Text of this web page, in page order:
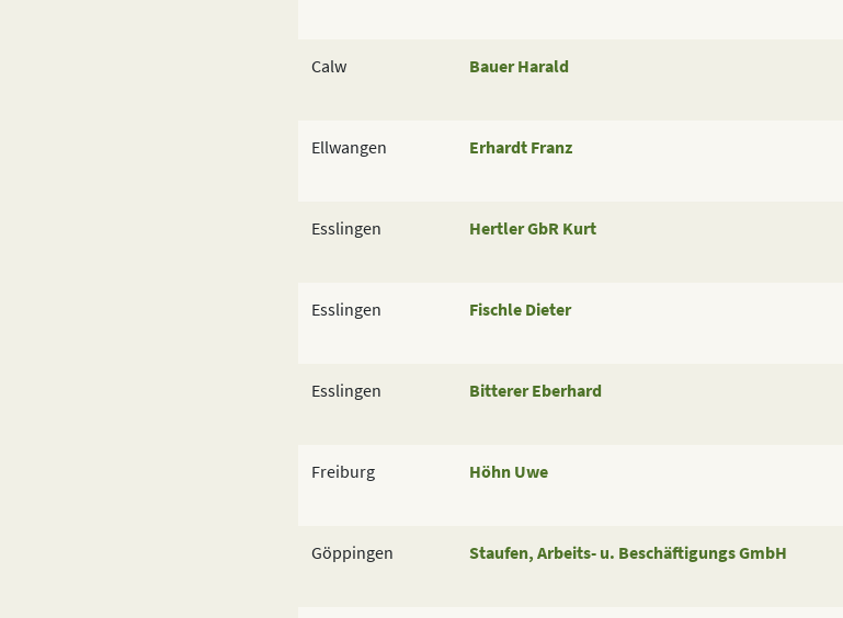
Calw Bauer Harald
Ellwangen Erhardt Franz
Esslingen Hertler GbR Kurt
Esslingen Fischle Dieter
Esslingen Bitterer Eberhard
Freiburg Höhn Uwe
Göppingen Staufen, Arbeits- u. Beschäftigungs GmbH